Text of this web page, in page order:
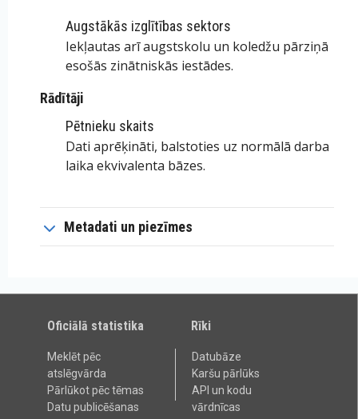
Augstākās izglītības sektors
Iekļautas arī augstskolu un koledžu pārziņā
esošās zinātniskās iestādes.
Rādītāji
Pētnieku skaits
Dati aprēķināti, balstoties uz normālā darba
laika ekvivalenta bāzes.
Metadati un piezīmes
Oficiālā statistika
Meklēt pēc
atslēgvārda
Pārlūkot pēc tēmas
Datu publicēšanas
Rīki
Datubāze
Karšu pārlūks
API un kodu
vārdnīcas